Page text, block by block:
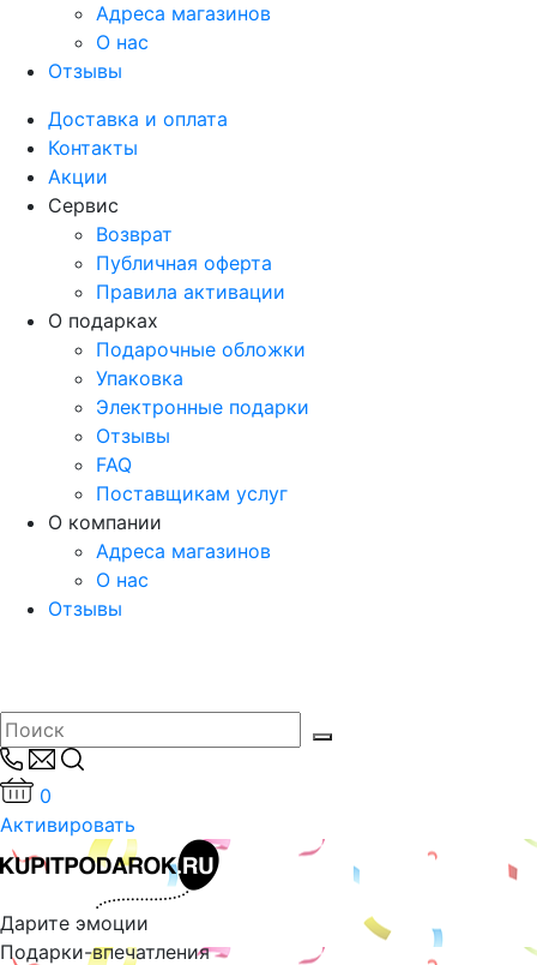
Адреса магазинов
О нас
Отзывы
Доставка и оплата
Контакты
Акции
Сервис
Возврат
Публичная оферта
Правила активации
О подарках
Подарочные обложки
Упаковка
Электронные подарки
Отзывы
FAQ
Поставщикам услуг
О компании
Адреса магазинов
О нас
Отзывы
0
Активировать
Дарите эмоции
Подарки-впечатления